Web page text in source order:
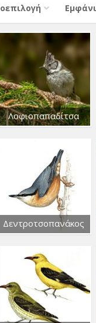
Λοφιοπαπαδίτσα
Δεντροτσοπανάκος